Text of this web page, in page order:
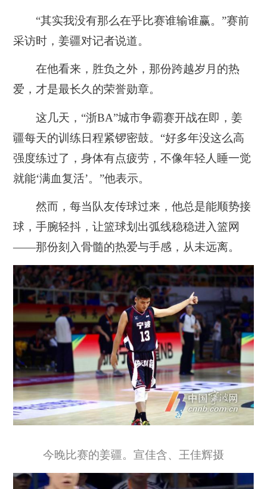
“其实我没有那么在乎比赛谁输谁赢。”赛前
采访时，姜疆对记者说道。
在他看来， 胜负之外，那份跨越岁月的热
爱，才是最长久的荣誉勋章。
这几天，“浙BA”城市争霸赛开战在即，姜
疆每天的训练日程紧锣密鼓。“好多年没这么高
强度练过了，身体有点疲劳，不像年轻人睡一觉
就能‘满血复活’。”他表示。
然而，每当队友传球过来，他总是能顺势接
球，手腕轻抖，让篮球划出弧线稳稳进入篮网
——那份刻入骨髓的热爱与手感，从未远离。
今晚比赛的姜疆。宣佳含、王佳辉摄